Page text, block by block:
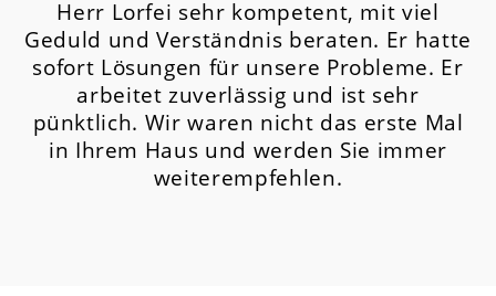
Herr Lorfei sehr kompetent, mit viel
Geduld und Verständnis beraten. Er hatte
sofort Lösungen für unsere Probleme. Er
arbeitet zuverlässig und ist sehr
pünktlich. Wir waren nicht das erste Mal
in Ihrem Haus und werden Sie immer
weiterempfehlen.